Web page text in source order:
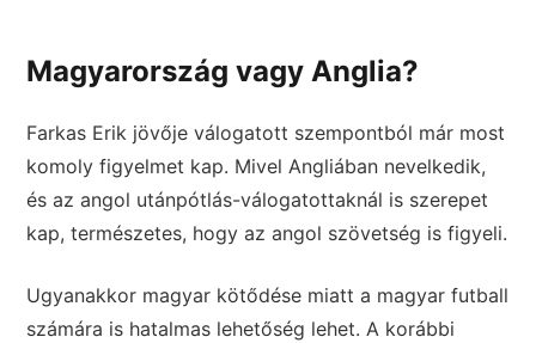
Magyarország vagy Anglia?
Farkas Erik jövője válogatott szempontból már most
komoly figyelmet kap. Mivel Angliában nevelkedik,
és az angol utánpótlás-válogatottaknál is szerepet
kap, természetes, hogy az angol szövetség is figyeli.
Ugyanakkor magyar kötődése miatt a magyar futball
számára is hatalmas lehetőség lehet. A korábbi